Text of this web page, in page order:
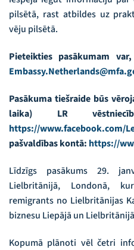
pilsētā, rast atbildes uz
vēju pilsētā.
Pieteikties pasākumam
Pasākuma tiešraide būs
laika) LR
https://www.facebook.com/
pašvaldības kontā: https://
Līdzīgs pasākums 29.
Lielbritānijā, Londonā,
remigrants no Lielbritānijas
biznesu Liepājā un
Kopumā plānoti vēl četri